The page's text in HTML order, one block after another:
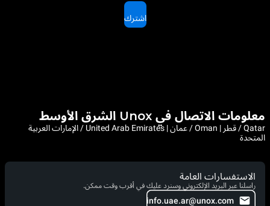
اشترك
معلومات الاتصال في Unox الشرق الأوسط
Qatar / قطر | Oman / عمان | United Arab Emirates / الإمارات العربية
المتحدة
الاستفسارات العامة
راسلنا عبر البريد الإلكتروني وسنرد عليك في أقرب وقت ممكن.
info.uae.ar@unox.com